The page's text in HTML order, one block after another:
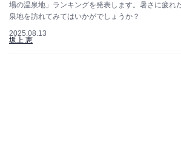
場の温泉地」ランキングを発表します。暑さに疲れ
泉地を訪れてみてはいかがでしょうか？
2025.08.13
坂上 恵